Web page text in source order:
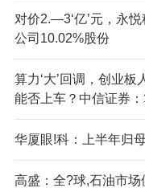
对价2.—3‘亿’元，永
公司10.02%股份
算力‘大’回调，创业板
能否上车？中信证券
华厦眼!科：上半年归
高盛：全?球,石油市场